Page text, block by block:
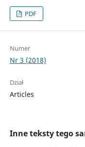
PDF
Numer
Nr 3 (2018)
Dział
Articles
Inne teksty tego